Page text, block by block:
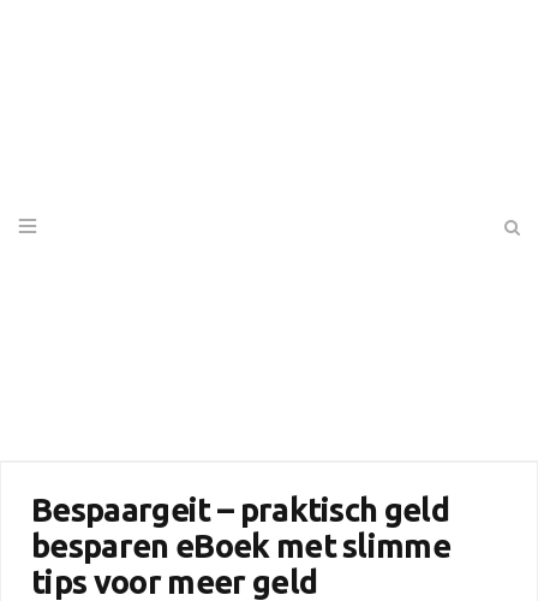
Bespaargeit – praktisch geld
besparen eBoek met slimme
tips voor meer geld